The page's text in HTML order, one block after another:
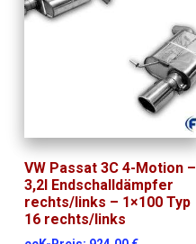
VW Passat 3C 4-Motion –
3,2l Endschalldämpfer
rechts/links – 1×100 Typ
16 rechts/links